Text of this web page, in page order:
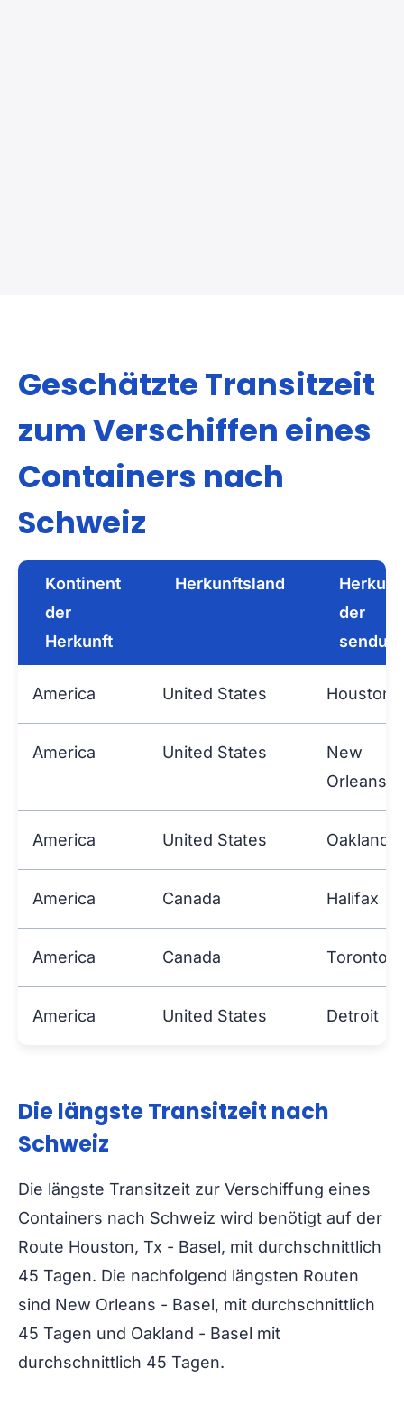
Geschätzte Transitzeit
zum Verschiffen eines
Containers nach
Schweiz
Kontinent
der
Herkunft
Herkunftsland
der
America United States Houston,
America United States
New
Orleans
America United States Oakland
America Canada Halifax
America Canada Toronto
America United States Detroit
Die längste Transitzeit nach
Schweiz
Die längste Transitzeit zur Verschiffung eines
Containers nach Schweiz wird benötigt auf der
Route Houston, Tx - Basel, mit durchschnittlich
45 Tagen. Die nachfolgend längsten Routen
sind New Orleans - Basel, mit durchschnittlich
45 Tagen und Oakland - Basel mit
durchschnittlich 45 Tagen.